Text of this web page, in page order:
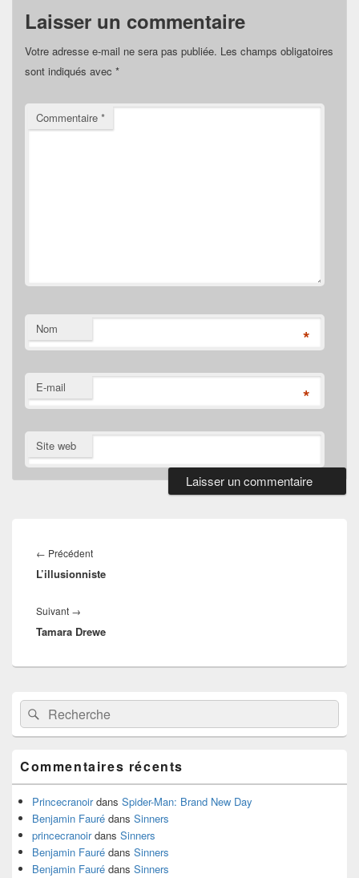
Laisser un commentaire
Votre adresse e-mail ne sera pas publiée. Les champs obligatoires
sont indiqués avec *
Commentaire *
Nom *
E-mail *
Site web
de
l’article
← PrécédentArticle
précédent :
L’illusionniste
Suivant →
suivant :
Tamara Drewe
Zone
principale
de
widget
barre
latérale
Recherche :Rechercher
Commentaires récents
Princecranoirdans Spider-Man: Brand New Day
Benjamin Fauré dans Sinners
princecranoirdans Sinners
Benjamin Fauré dans Sinners
Benjamin Fauré dans Sinners